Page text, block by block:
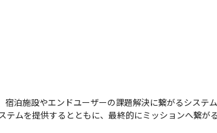
泊施設やエンドユーザーの課題解決に繋がるシステム
ムを提供するとともに、最終的にミッションへ繋が